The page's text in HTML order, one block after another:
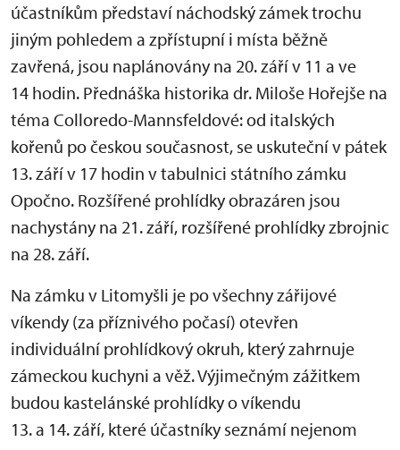
účastníkům představí náchodský zámek trochu
jiným pohledem a zpřístupní i místa běžně
zavřená, jsou naplánovány na 20. září v 11 a ve
14 hodin. Přednáška historika dr. Miloše Hořejše na
téma Colloredo-Mannsfeldové: od italských
kořenů po českou současnost, se uskuteční v pátek
13. září v 17 hodin v tabulnici státního zámku
Opočno. Rozšířené prohlídky obrazáren jsou
nachystány na 21. září, rozšířené prohlídky zbrojnic
na 28. září.
Na zámku v Litomyšli je po všechny zářijové
víkendy (za příznivého počasí) otevřen
individuální prohlídkový okruh, který zahrnuje
zámeckou kuchyni a věž. Výjimečným zážitkem
budou kastelánské prohlídky o víkendu
13. a 14. září, které účastníky seznámí nejenom